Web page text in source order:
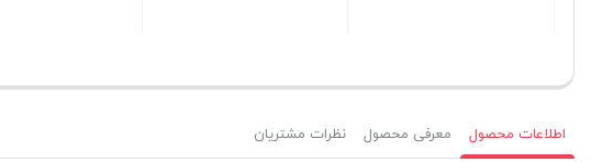
اطلاعات محصول معرفی محصول نظرات مشتریان